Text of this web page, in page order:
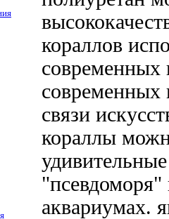
кораллов
современных
современных
связи
кораллы
аквариумах.